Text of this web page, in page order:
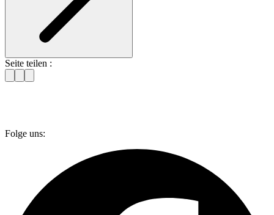
Seite teilen :
Folge uns: